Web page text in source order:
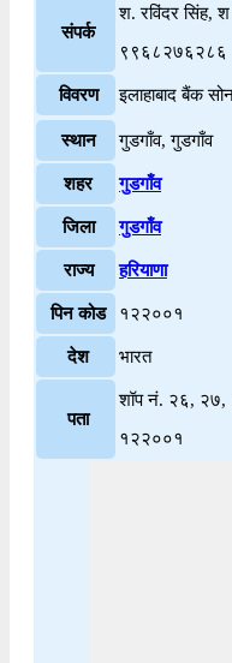
संपर्क
श. रविंदर सिंह,
९९६८२७६२८६
विवरण इलाहाबाद बैंक
स्थान गुडगाँव, गुडगाँव
शहर गुडगाँव
जिला गुडगाँव
राज्य हरियाणा
पिन कोड १२२००१
देश भारत
पता
शॉप नं. २६, २७,
१२२००१